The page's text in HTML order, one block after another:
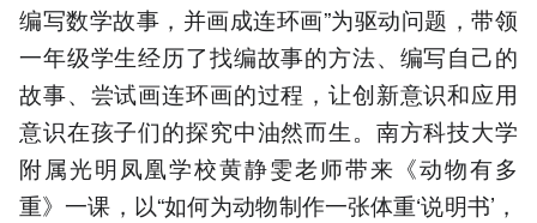
编写数学故事，并画成连环画”为驱动问题，带领
一年级学生经历了找编故事的方法、编写自己的
故事、尝试画连环画的过程，让创新意识和应用
意识在孩子们的探究中油然而生。南方科技大学
附属光明凤凰学校黄静雯老师带来《动物有多
重》一课，以“如何为动物制作一张体重‘说明书’，